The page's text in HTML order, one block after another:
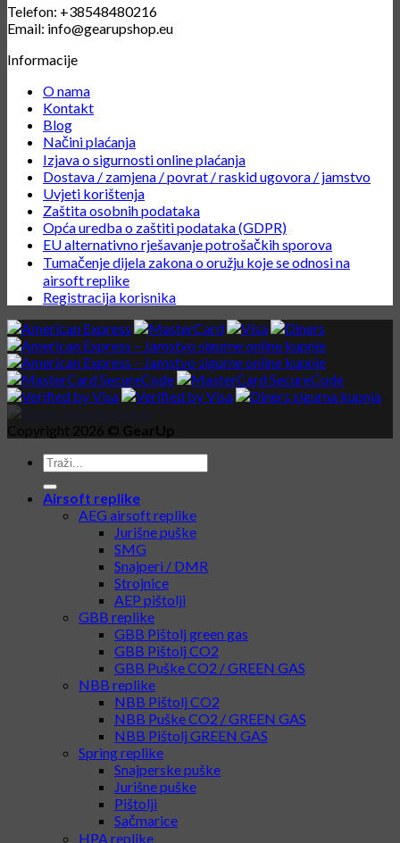
Telefon: +38548480216
Email: info@gearupshop.eu
Informacije
O nama
Kontakt
Blog
Načini plaćanja
Izjava o sigurnosti online plaćanja
Dostava / zamjena / povrat / raskid ugovora / jamstvo
Uvjeti korištenja
Zaštita osobnih podataka
Opća uredba o zaštiti podataka (GDPR)
EU alternativno rješavanje potrošačkih sporova
Tumačenje dijela zakona o oružju koje se odnosi na
airsoft replike
Registracija korisnika
Copyright 2026 © GearUp
Airsoft replike
AEG airsoft replike
Jurišne puške
SMG
Snajperi / DMR
Strojnice
AEP pištolji
GBB replike
GBB Pištolj green gas
GBB Pištolj CO2
GBB Puške CO2 / GREEN GAS
NBB replike
NBB Pištolj CO2
NBB Puške CO2 / GREEN GAS
NBB Pištolj GREEN GAS
Spring replike
Snajperske puške
Jurišne puške
Pištolji
Sačmarice
HPA replike